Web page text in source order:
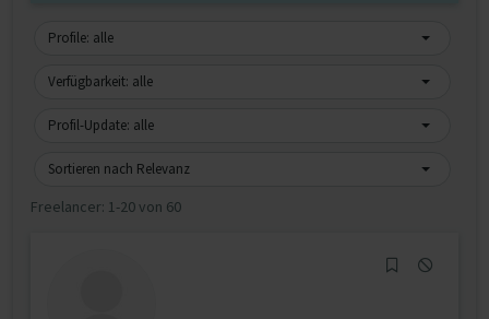
Profile: alle
Verfügbarkeit: alle
Profil-Update: alle
Sortieren nach Relevanz
Freelancer: 1-20 von 60